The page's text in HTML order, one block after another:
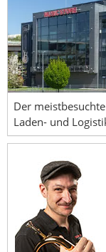
Der
Laden- und